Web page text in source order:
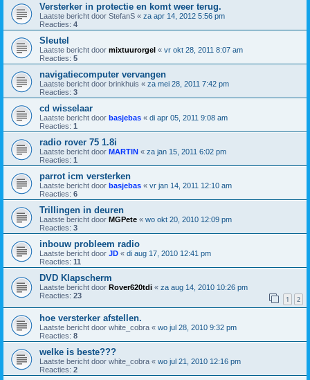
Versterker in protectie en komt weer terug.
Laatste bericht door StefanS « za apr 14, 2012 5:56 pm
Reacties: 4
Sleutel
Laatste bericht door mixtuurorgel « vr okt 28, 2011 8:07 am
Reacties: 5
navigatiecomputer vervangen
Laatste bericht door brinkhuis « za mei 28, 2011 7:42 pm
Reacties: 3
cd wisselaar
Laatste bericht door basjebas « di apr 05, 2011 9:08 am
Reacties: 1
radio rover 75 1.8i
Laatste bericht door MARTIN « za jan 15, 2011 6:02 pm
Reacties: 1
parrot icm versterken
Laatste bericht door basjebas « vr jan 14, 2011 12:10 am
Reacties: 6
Trillingen in deuren
Laatste bericht door MGPete « wo okt 20, 2010 12:09 pm
Reacties: 3
inbouw probleem radio
Laatste bericht door JD « di aug 17, 2010 12:41 pm
Reacties: 11
DVD Klapscherm
Laatste bericht door Rover620tdi « za aug 14, 2010 10:26 pm
Reacties: 23 1 2
hoe versterker afstellen.
Laatste bericht door white_cobra « wo jul 28, 2010 9:32 pm
Reacties: 8
welke is beste???
Laatste bericht door white_cobra « wo jul 21, 2010 12:16 pm
Reacties: 2